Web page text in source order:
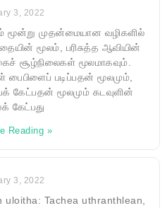
3, 2022
மூன்று முதன்மையான வழிகளில்
மூலம், பரிசுத்த ஆவியின்
சூழ்நிலைகள் மூலமாகவும்.
பைபிளைப் படிப்பதன் மூலமும்,
கேட்பதன் மூலமும் கடவுளின்
கேட்பது
Reading »
3, 2022
Tachea uthranthlean,